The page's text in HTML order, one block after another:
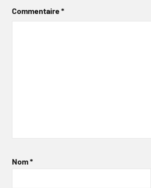
Commentaire*
Nom*